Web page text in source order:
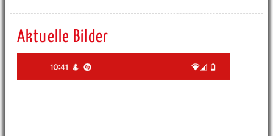
Aktuelle Bilder